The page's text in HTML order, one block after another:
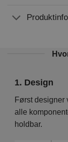
1. Design
Først designer
alle
holdbar.